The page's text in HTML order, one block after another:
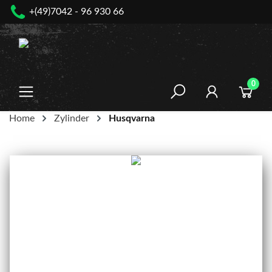
springen
+(49)7042 - 96 930 66
0
Home Zylinder Husqvarna